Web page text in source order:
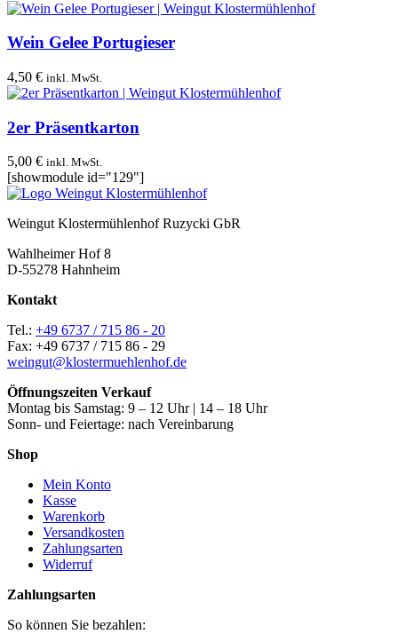
Wein Gelee Portugieser
4,50 € inkl. MwSt.
2er Präsentkarton
5,00 € inkl. MwSt.
[showmodule id="129"]
Weingut Klostermühlenhof Ruzycki GbR
Wahlheimer Hof 8
D-55278 Hahnheim
Kontakt
Tel.: +49 6737 / 715 86 - 20
Fax: +49 6737 / 715 86 - 29
weingut@klostermuehlenhof.de
Öffnungszeiten Verkauf
Montag bis Samstag: 9 – 12 Uhr | 14 – 18 Uhr
Sonn- und Feiertage: nach Vereinbarung
Shop
Mein Konto
Kasse
Warenkorb
Versandkosten
Zahlungsarten
Widerruf
Zahlungsarten
So können Sie bezahlen: